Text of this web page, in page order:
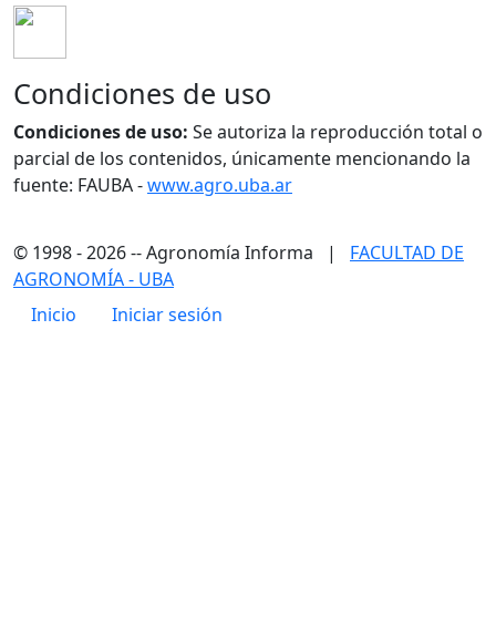
Condiciones de uso
Condiciones de uso: Se autoriza la reproducción total o
parcial de los contenidos, únicamente mencionando la
fuente: FAUBA -www.agro.uba.ar
© 1998 - 2026 -- Agronomía Informa | FACULTAD DE
AGRONOMÍA - UBA
Menú de cuenta de usuario
Inicio Iniciar sesión